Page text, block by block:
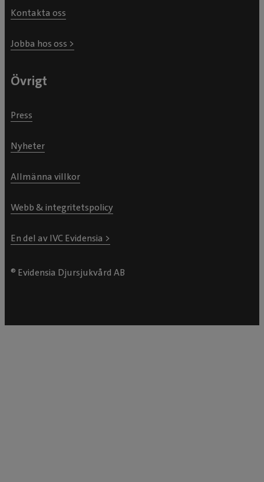
Kontakta oss
Jobba hos oss >
Övrigt
Press
Nyheter
Allmänna villkor
Webb & integritetspolicy
En del av IVC Evidensia >
® Evidensia Djursjukvård AB